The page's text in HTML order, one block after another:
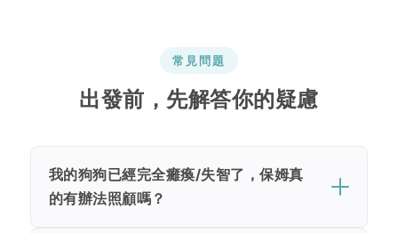
常見問題
出發前，先解答你的疑慮
我的狗狗已經完全癱瘓/失智了，保姆真
的有辦法照顧嗎？